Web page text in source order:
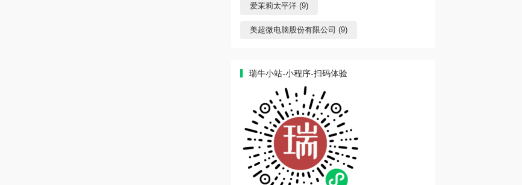
爱茉莉太平洋 (9)
美超微电脑股份有限公司 (9)
瑞牛小站-小程序-扫码体验